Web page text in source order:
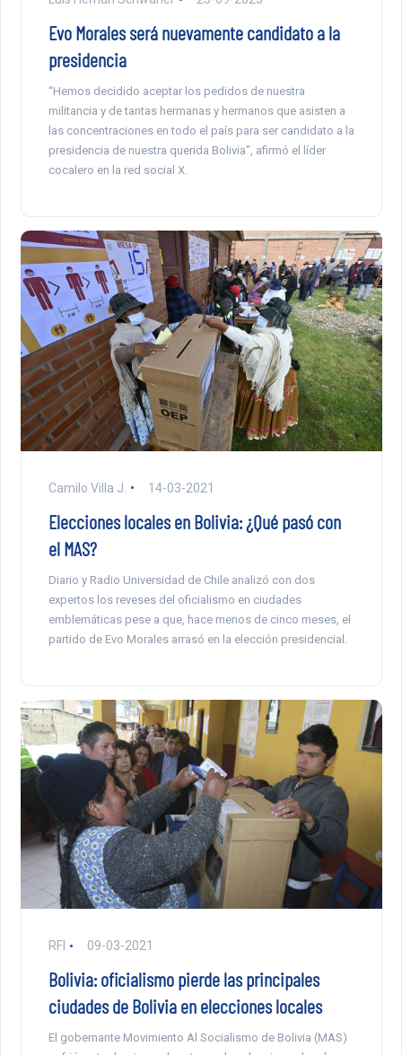
Evo Morales será nuevamente candidato a la
presidencia
“Hemos decidido aceptar los pedidos de nuestra
militancia y de tantas hermanas y hermanos que asisten a
las concentraciones en todo el país para ser candidato a la
presidencia de nuestra querida Bolivia”, afirmó el líder
cocalero en la red social X.
Camilo Villa J. 14-03-2021
Elecciones locales en Bolivia: ¿Qué pasó con
el MAS?
Diario y Radio Universidad de Chile analizó con dos
expertos los reveses del oficialismo en ciudades
emblemáticas pese a que, hace menos de cinco meses, el
partido de Evo Morales arrasó en la elección presidencial.
RFI 09-03-2021
Bolivia: oficialismo pierde las principales
ciudades de Bolivia en elecciones locales
El gobernante Movimiento Al Socialismo de Bolivia (MAS)